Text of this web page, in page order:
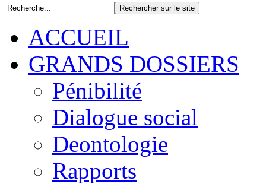
ACCUEIL
GRANDS DOSSIERS
Pénibilité
Dialogue social
Deontologie
Rapports